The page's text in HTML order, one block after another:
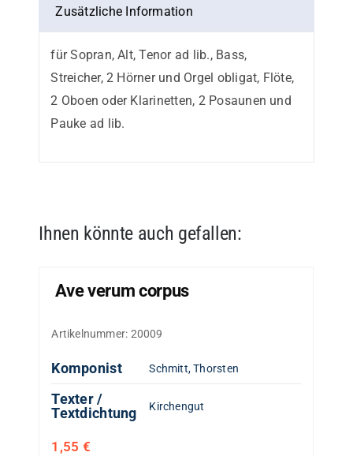
Zusätzliche Information
für Sopran, Alt, Tenor ad lib., Bass,
Streicher, 2 Hörner und Orgel obligat, Flöte,
2 Oboen oder Klarinetten, 2 Posaunen und
Pauke ad lib.
Ihnen könnte auch gefallen:
Ave verum corpus
Artikelnummer: 20009
Komponist Schmitt, Thorsten
Texter /
Textdichtung
Kirchengut
1,55 €